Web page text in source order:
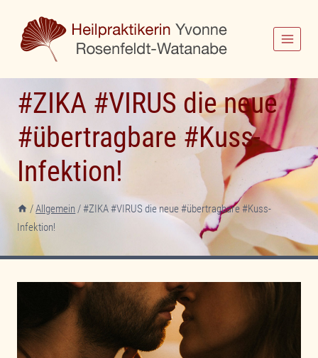
Inhalt
springen
#ZIKA #VIRUS die neue
#übertragbare #Kuss-
Infektion!
/Allgemein /#ZIKA #VIRUS die neue #übertragbare #Kuss-
Infektion!